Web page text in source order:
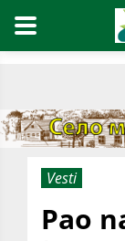
Vesti
Pao